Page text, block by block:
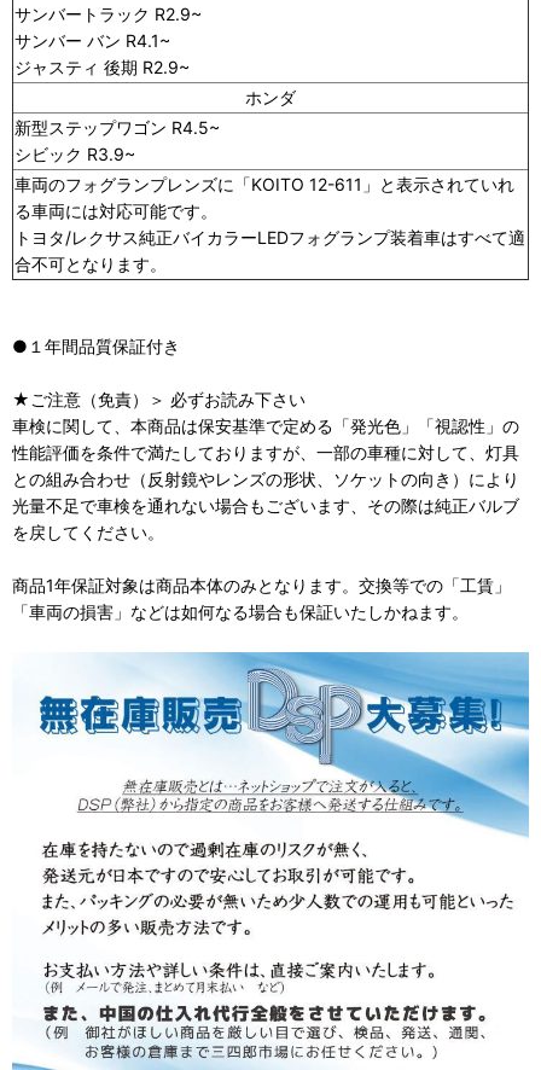
サンバートラック R2.9~
サンバー バン R4.1~
ジャスティ 後期 R2.9~
ホンダ
新型ステップワゴン R4.5~
シビック R3.9~
車両のフォグランプレンズに「KOITO 12-611」と表示されていれ
る車両には対応可能です。
トヨタ/レクサス純正バイカラーLEDフォグランプ装着車はすべて適
合不可となります。
●１年間品質保証付き
★ご注意（免責）＞ 必ずお読み下さい
車検に関して、本商品は保安基準で定める「発光色」「視認性」の
性能評価を条件で満たしておりますが、一部の車種に対して、灯具
との組み合わせ（反射鏡やレンズの形状、ソケットの向き）により
光量不足で車検を通れない場合もございます、その際は純正バルブ
を戻してください。
商品1年保証対象は商品本体のみとなります。交換等での「工賃」
「車両の損害」などは如何なる場合も保証いたしかねます。